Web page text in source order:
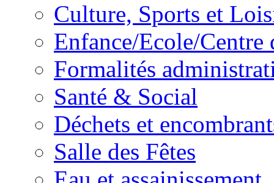
Culture, Sports et
Enfance/Ecole/Centre
Formalités
Santé & Social
Déchets et
Salle des Fêtes